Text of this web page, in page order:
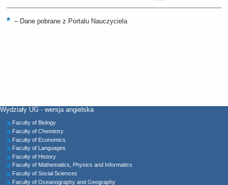
–Dane pobrane z Portalu Nauczyciela
Wydziały UG - wersja angielska
Faculty of Biology
Faculty of Chemistry
Faculty of Economics
Faculty of Languages
Faculty of History
Faculty of Mathematics, Physics and Informatics
Faculty of Social Sciences
Faculty of Oceanography and Geography